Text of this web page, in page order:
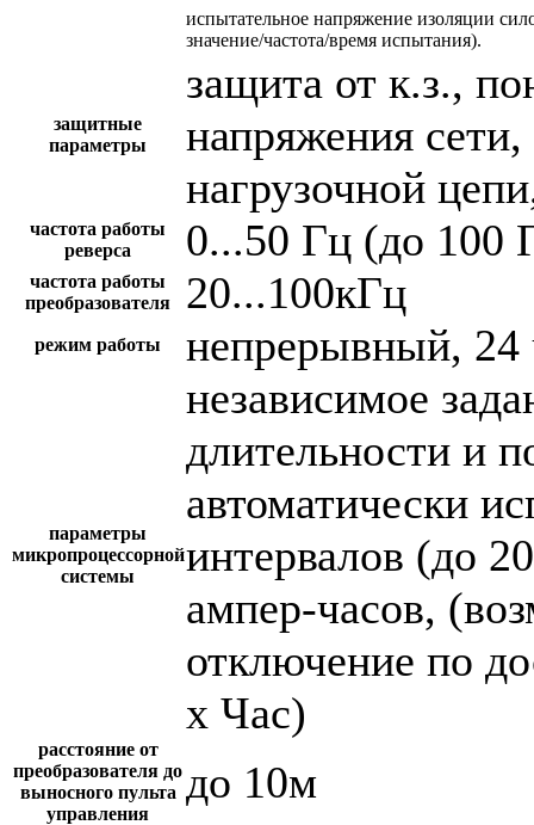
испытательное напряжение изоляции
значение/частота/время испытания).
защитные
параметры
защита от к.з.,
напряжения
нагрузочной
частота работы
реверса
0...50 Гц (до 100
частота работы
преобразователя
20...100кГц
режим работы непрерывный, 24
параметры
микропроцессорной
системы
независимое
длительности и
автоматически
интервалов (до
ампер-часов,
отключение по
х Час)
расстояние от
преобразователя до
выносного пульта
управления
до 10м